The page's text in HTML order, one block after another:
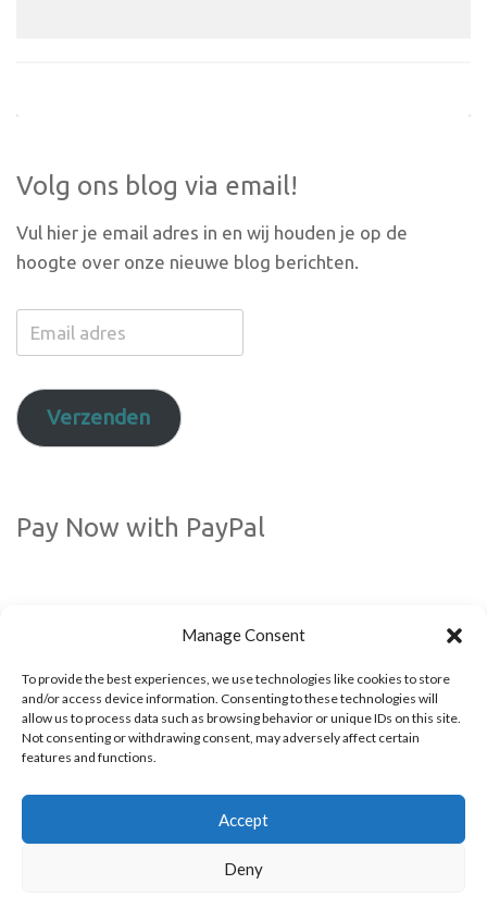
Manage Consent
To provide the best experiences, we use technologies like cookies to store
and/or access device information. Consenting to these technologies will
allow us to process data such as browsing behavior or unique IDs on this site.
Not consenting or withdrawing consent, may adversely affect certain
features and functions.
Accept
Deny
Volg ons blog via email!
Vul hier je email adres in en wij houden je op de
hoogte over onze nieuwe blog berichten.
Email
adres
Verzenden
Pay Now with PayPal
Volg ons via social media!
© 2009 - 2026 All rights reserved. Powered by